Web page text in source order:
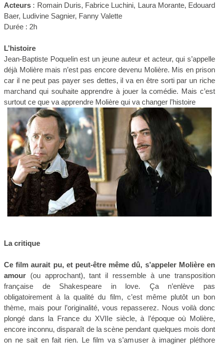
Acteurs : Romain Duris, Fabrice Luchini, Laura Morante, Edouard
Baer, Ludivine Sagnier, Fanny Valette
Durée : 2h
L’histoire
Jean-Baptiste Poquelin est un jeune auteur et acteur, qui s’appelle
déjà Molière mais n’est pas encore devenu Molière. Mis en prison
car il ne peut pas payer ses dettes, il va en être sorti par un riche
marchand qui souhaite apprendre à jouer la comédie. Mais c’est
surtout ce que va apprendre Molière qui va changer l’histoire
La critique
Ce film aurait pu, et peut-être même dû, s’appeler Molière en
amour (ou approchant), tant il ressemble à une transposition
française de Shakespeare in love. Ça n’enlève pas
obligatoirement à la qualité du film, c’est même plutôt un bon
thème, mais pour l’originalité, vous repasserez. Nous voilà donc
plongé dans la France du XVIIe siècle, à l’époque où Molière,
encore inconnu, disparaît de la scène pendant quelques mois dont
on ne sait en fait rien. Le film va s’amuser à imaginer pléthore